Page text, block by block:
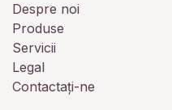
Despre noi
Produse
Servicii
Legal
Contactați-ne